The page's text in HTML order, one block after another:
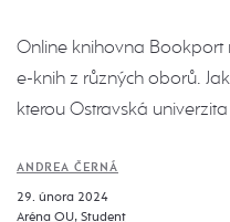
Online knihovna Bookport
e-knih z různých oborů.
kterou Ostravská
ANDREA ČERNÁ
29. února 2024
Aréna OU, Student